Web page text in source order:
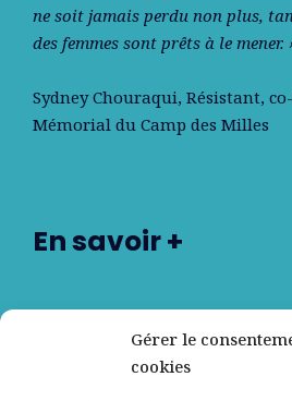
Gérer le
cookies
ne soit jamais perdu non plus,
des femmes sont prêts à le mener.
Sydney Chouraqui, Résistant,
Mémorial du Camp des Milles
En savoir +
Nos partenaires